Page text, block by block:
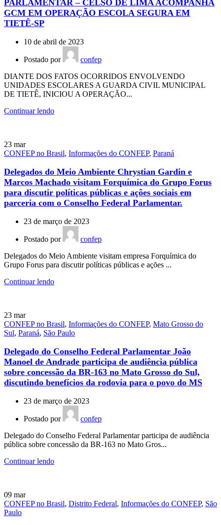
PARLAMENTAR – CELSO DE LIMA ACOMPANHA
GCM EM OPERAÇÃO ESCOLA SEGURA EM
TIETÊ-SP
10 de abril de 2023
Postado por
confep
DIANTE DOS FATOS OCORRIDOS ENVOLVENDO
UNIDADES ESCOLARES A GUARDA CIVIL MUNICIPAL
DE TIETÊ, INICIOU A OPERAÇÃO...
Continuar lendo
23 mar
CONFEP no Brasil, Informações do CONFEP, Paraná
Delegados do Meio Ambiente Chrystian Gardin e
Marcos Machado visitam Forquímica do Grupo Forus
para discutir políticas públicas e ações sociais em
parceria com o Conselho Federal Parlamentar.
23 de março de 2023
Postado por
confep
Delegados do Meio Ambiente visitam empresa Forquímica do
Grupo Forus para discutir políticas públicas e ações ...
Continuar lendo
23 mar
CONFEP no Brasil, Informações do CONFEP, Mato Grosso do
Sul, Paraná, São Paulo
Delegado do Conselho Federal Parlamentar João
Manoel de Andrade participa de audiência pública
sobre concessão da BR-163 no Mato Grosso do Sul,
discutindo benefícios da rodovia para o povo do MS
23 de março de 2023
Postado por
confep
Delegado do Conselho Federal Parlamentar participa de audiência
pública sobre concessão da BR-163 no Mato Gros...
Continuar lendo
09 mar
CONFEP no Brasil, Distrito Federal, Informações do CONFEP, São
Paulo